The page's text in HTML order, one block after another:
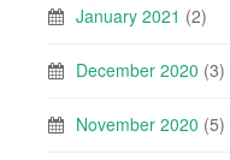
January 2021 (2)
December 2020 (3)
November 2020 (5)